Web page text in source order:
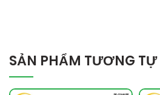
SẢN PHẨM TƯƠNG TỰ